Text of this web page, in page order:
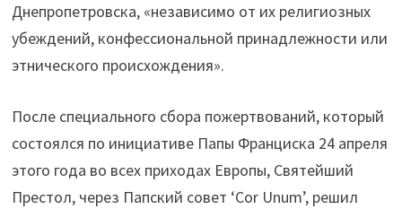
Днепропетровска, «независимо от их религиозных
убеждений, конфессиональной принадлежности или
этнического происхождения».
После специального сбора пожертвований, который
состоялся по инициативе Папы Франциска 24 апреля
этого года во всех приходах Европы, Святейший
Престол, через Папский совет ‘Cor Unum’, решил